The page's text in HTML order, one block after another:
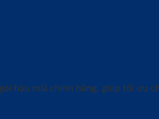
hậu mãi chính hãng, giúp tối ưu